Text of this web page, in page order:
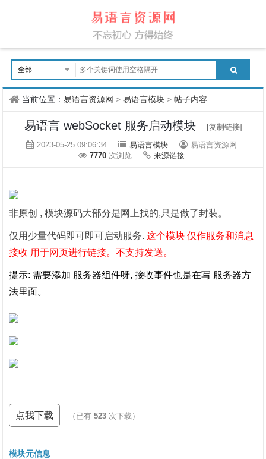
当前位置：易语言资源网 >易语言模块 >帖子内容
易语言 webSocket 服务启动模块
[复制链接]
2023-05-25 09:06:34
易语言模块
易语言资源网
7770 次浏览 来源链接
非原创 , 模块源码大部分是网上找的,只是做了封装。
仅用少量代码即可即可启动服务.这个模块 仅作服务和消息
接收 用于网页进行链接。不支持发送。
提示: 需要添加 服务器组件呀, 接收事件也是在写 服务器方
法里面。
点我下载 （已有523 次下载）
模块元信息